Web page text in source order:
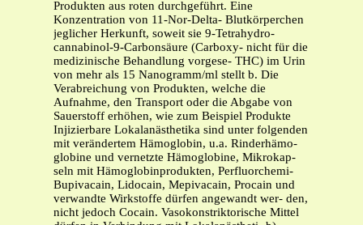
Produkten aus roten durchgeführt. Eine
Konzentration von 11-Nor-Delta- Blutkörperchen
jeglicher Herkunft, soweit sie 9-Tetrahydro-
cannabinol-9-Carbonsäure (Carboxy- nicht für die
medizinische Behandlung vorgese- THC) im Urin
von mehr als 15 Nanogramm/ml stellt b. Die
Verabreichung von Produkten, welche die
Aufnahme, den Transport oder die Abgabe von
Sauerstoff erhöhen, wie zum Beispiel Produkte
Injizierbare Lokalanästhetika sind unter folgenden
mit verändertem Hämoglobin, u.a. Rinderhämo-
globine und vernetzte Hämoglobine, Mikrokap-
seln mit Hämoglobinprodukten, Perfluorchemi-
Bupivacain, Lidocain, Mepivacain, Procain und
verwandte Wirkstoffe dürfen angewandt wer- den,
nicht jedoch Cocain. Vasokonstriktorische Mittel